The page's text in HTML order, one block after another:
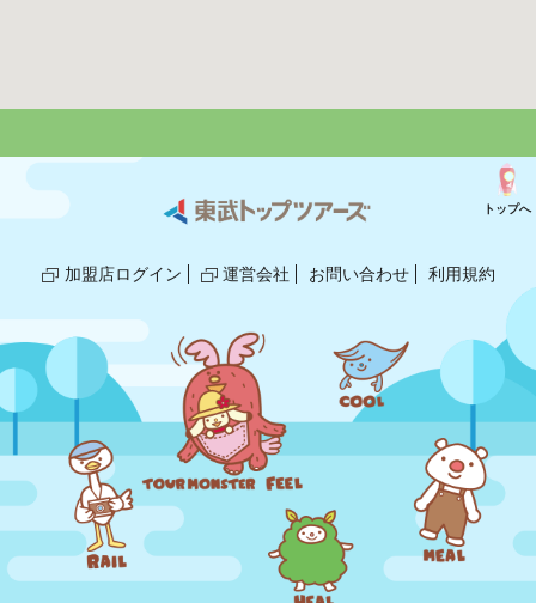
加盟店ログイン 運営会社 お問い合わせ 利用規約
トップへ